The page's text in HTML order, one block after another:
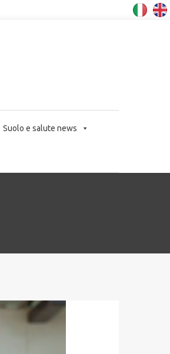
Suolo e salute news